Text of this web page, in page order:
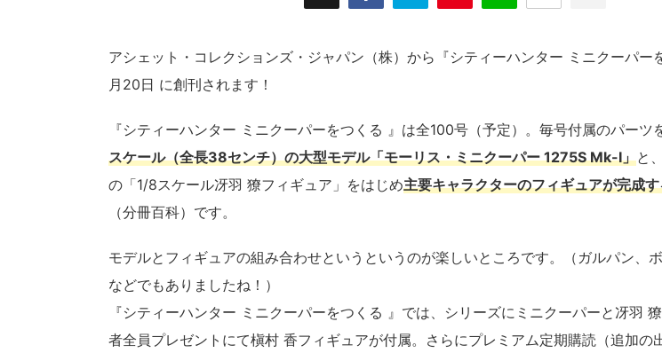
アシェット・コレクションズ・ジャパン（株）から『シティーハンター ミニクーパ
月20日 に創刊されます！
『シティーハンター ミニクーパーをつくる 』は全100号（予定）。毎号付属のパーツ
スケール（全長38センチ）の大型モデル「モーリス・ミニクーパー 1275S Mk-Ⅰ」と
の「1/8スケール冴羽 獠フィギュア」をはじめ主要キャラクターのフィギュアが完成
（分冊百科）です。
モデルとフィギュアの組み合わせというというのが楽しいところです。（ガルパン、
などでもありましたね！）
『シティーハンター ミニクーパーをつくる 』では、シリーズにミニクーパーと冴羽
者全員プレゼントにて槇村 香フィギュアが付属。さらにプレミアム定期購読（追加の